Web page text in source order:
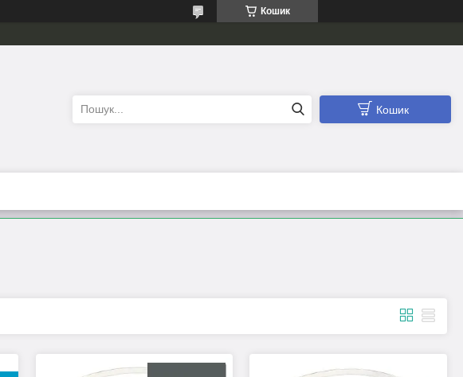
Кошик
Кошик